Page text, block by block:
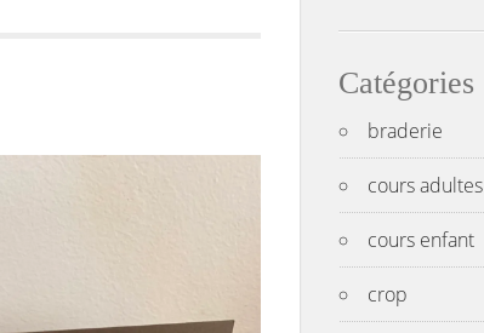
Catégories
braderie
cours adultes
cours enfant
crop